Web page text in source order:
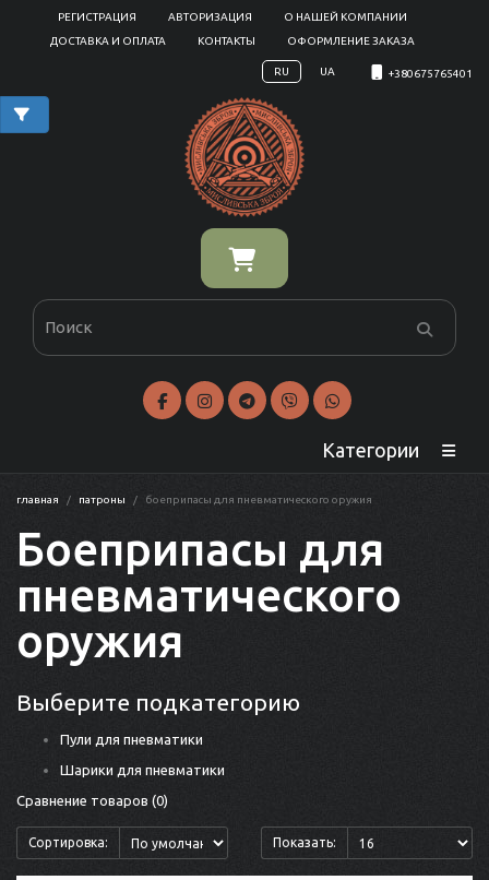
РЕГИСТРАЦИЯ АВТОРИЗАЦИЯ
О НАШЕЙ КОМПАНИИ
ДОСТАВКА И ОПЛАТА
КОНТАКТЫ ОФОРМЛЕНИЕ ЗАКАЗА
RU UA +380675765401
Категории
главная патроны боеприпасы для пневматического оружия
Боеприпасы для
пневматического
оружия
Выберите подкатегорию
Пули для пневматики
Шарики для пневматики
Сравнение товаров (0)
Сортировка: Показать: